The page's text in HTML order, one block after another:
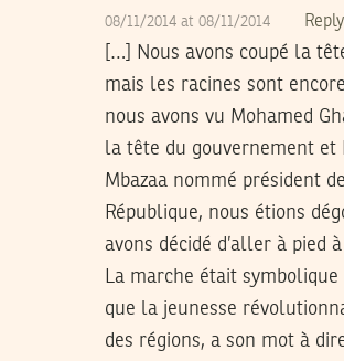
08/11/2014 at 08/11/2014 Reply
[…] Nous avons coupé la
mais les racines sont
nous avons vu Mohamed
la tête du gouvernement et
Mbazaa nommé président
République, nous étions
avons décidé d’aller à pied
La marche était
que la jeunesse
des régions, a son mot à